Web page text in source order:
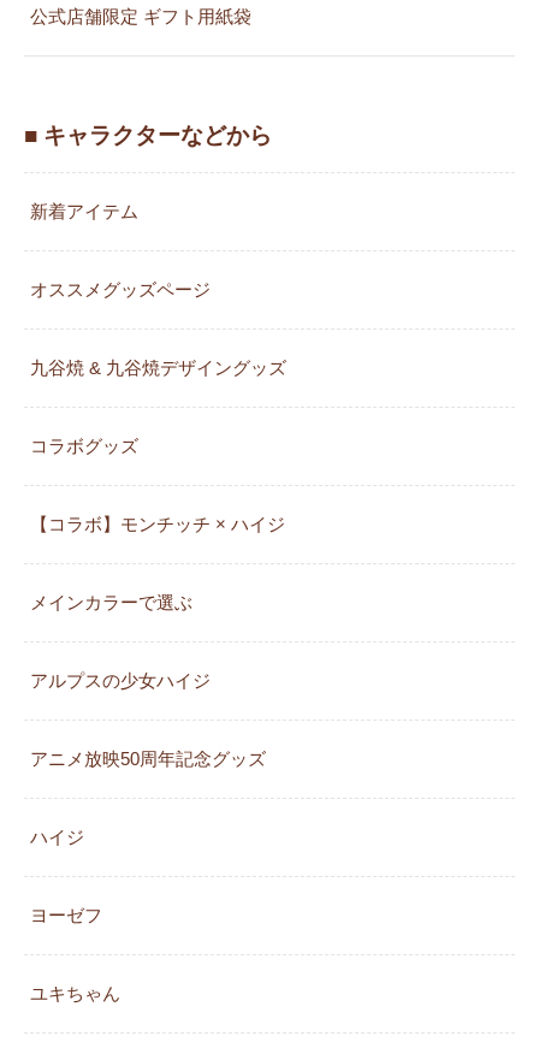
公式店舗限定 ギフト用紙袋
■ キャラクターなどから
新着アイテム
オススメグッズページ
九谷焼 & 九谷焼デザイングッズ
コラボグッズ
【コラボ】モンチッチ × ハイジ
メインカラーで選ぶ
アルプスの少女ハイジ
アニメ放映50周年記念グッズ
ハイジ
ヨーゼフ
ユキちゃん